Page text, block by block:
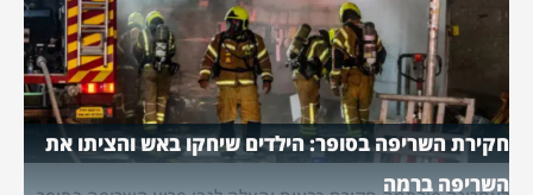
חקירת השריפה בסופר: הילדים שיחקו באש והציתו את
השריפה ברמה